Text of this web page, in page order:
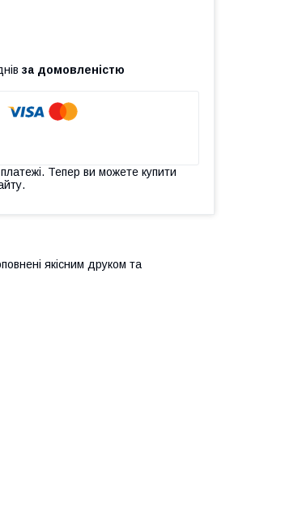
за домовленістю
платежі. Тепер ви можете купити
якісним друком та